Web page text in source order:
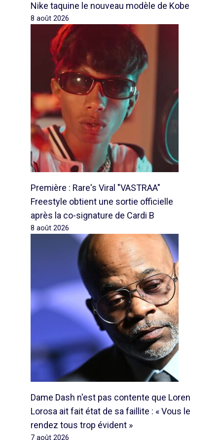
Nike taquine le nouveau modèle de Kobe
8 août 2026
Première : Rare's Viral "VASTRAA"
Freestyle obtient une sortie officielle
après la co-signature de Cardi B
8 août 2026
Dame Dash n'est pas contente que Loren
Lorosa ait fait état de sa faillite : « Vous le
rendez tous trop évident »
7 août 2026